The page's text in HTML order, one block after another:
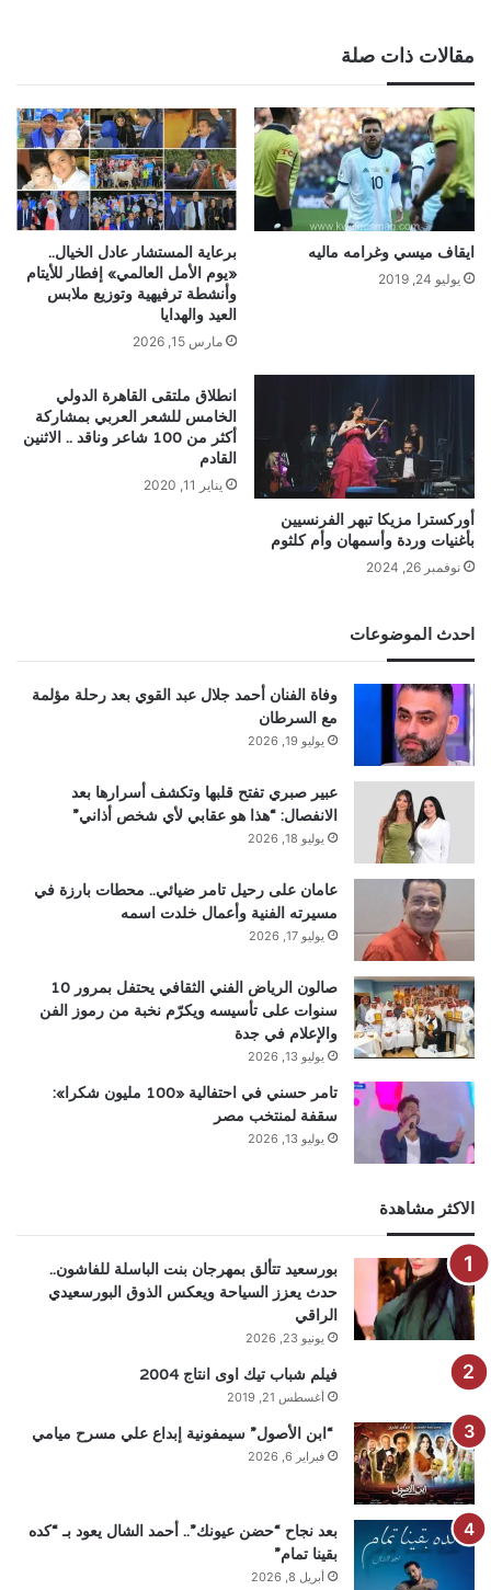
مقالات ذات صلة
ايقاف ميسي وغرامه ماليه
يوليو 24, 2019
برعاية المستشار عادل الخيال..
«يوم الأمل العالمي» إفطار للأيتام
وأنشطة ترفيهية وتوزيع ملابس
العيد والهدايا
مارس 15, 2026
أوركسترا مزيكا تبهر الفرنسيين
بأغنيات وردة وأسمهان وأم كلثوم
نوفمبر 26, 2024
انطلاق ملتقى القاهرة الدولي
الخامس للشعر العربي بمشاركة
أكثر من 100 شاعر وناقد .. الاثنين
القادم
يناير 11, 2020
احدث الموضوعات
وفاة الفنان أحمد جلال عبد القوي بعد رحلة مؤلمة
مع السرطان
يوليو 19, 2026
عبير صبري تفتح قلبها وتكشف أسرارها بعد
الانفصال: “هذا هو عقابي لأي شخص أذاني”
يوليو 18, 2026
عامان على رحيل تامر ضيائي.. محطات بارزة في
مسيرته الفنية وأعمال خلدت اسمه
يوليو 17, 2026
صالون الرياض الفني الثقافي يحتفل بمرور 10
سنوات على تأسيسه ويكرّم نخبة من رموز الفن
والإعلام في جدة
يوليو 13, 2026
تامر حسني في احتفالية «100 مليون شكرا»:
سقفة لمنتخب مصر
يوليو 13, 2026
الاكثر مشاهدة
بورسعيد تتألق بمهرجان بنت الباسلة للفاشون..
حدث يعزز السياحة ويعكس الذوق البورسعيدي
الراقي
يونيو 23, 2026
فيلم شباب تيك اوى انتاج 2004
أغسطس 21, 2019
“ابن الأصول” سيمفونية إبداع علي مسرح ميامي
فبراير 6, 2026
بعد نجاح “حضن عيونك”.. أحمد الشال يعود بـ “كده
بقينا تمام”
أبريل 8, 2026